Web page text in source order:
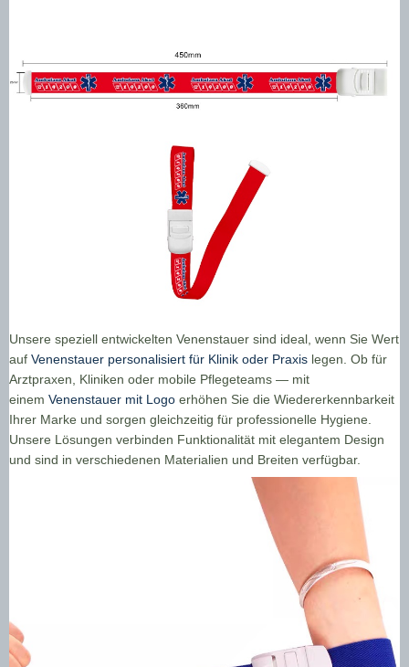
Unsere speziell entwickelten Venenstauer sind ideal, wenn Sie Wert
auf Venenstauer personalisiert für Klinik oder Praxis legen. Ob für
Arztpraxen, Kliniken oder mobile Pflegeteams — mit
einem Venenstauer mit Logo erhöhen Sie die Wiedererkennbarkeit
Ihrer Marke und sorgen gleichzeitig für professionelle Hygiene.
Unsere Lösungen verbinden Funktionalität mit elegantem Design
und sind in verschiedenen Materialien und Breiten verfügbar.